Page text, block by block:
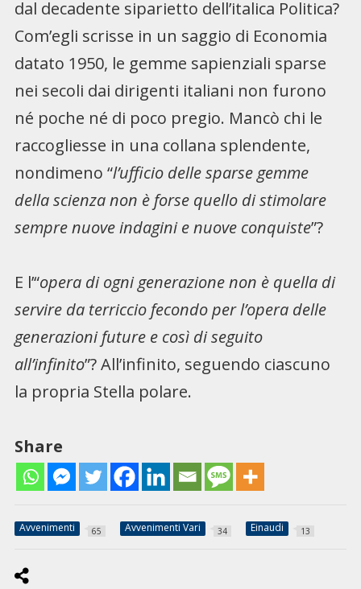
dal decadente siparietto dell’italica Politica?
Com’egli scrisse in un saggio di Economia
datato 1950, le gemme sapienziali sparse
nei secoli dai dirigenti italiani non furono
né poche né di poco pregio. Mancò chi le
raccogliesse in una collana splendente,
nondimeno “l’ufficio delle sparse gemme
della scienza non è forse quello di stimolare
sempre nuove indagini e nuove conquiste”?
E l’“opera di ogni generazione non è quella di
servire da terriccio fecondo per l’opera delle
generazioni future e così di seguito
all’infinito”? All’infinito, seguendo ciascuno
la propria Stella polare.
Share
Avvenimenti 65 Avvenimenti Vari 34 Einaudi 13